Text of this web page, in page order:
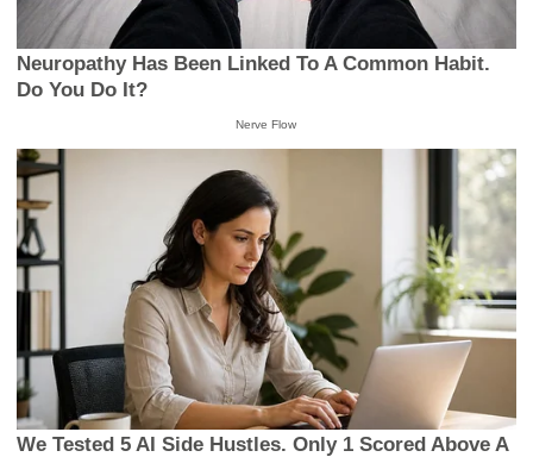
Neuropathy Has Been Linked To A Common Habit.
Do You Do It?
Nerve Flow
We Tested 5 AI Side Hustles. Only 1 Scored Above A